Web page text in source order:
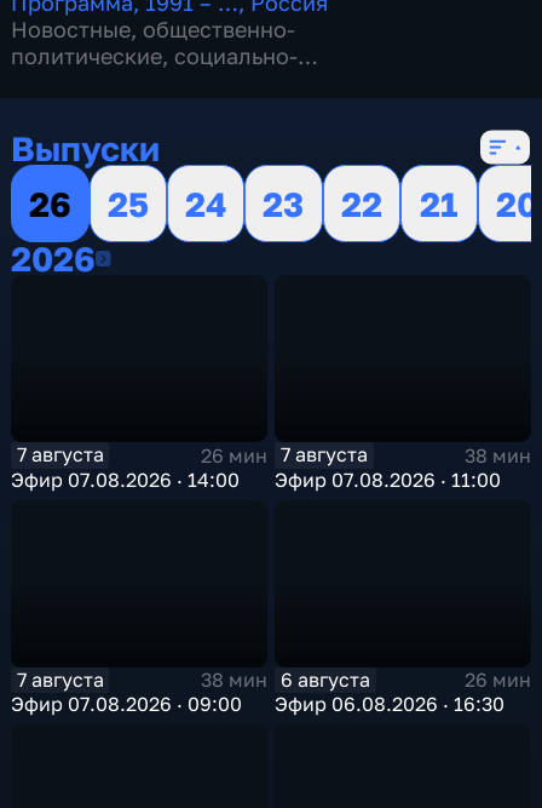
Новостные, общественно-
политические, социально-
Выпуски
26
25 24 23 22 21
20
20262026
7 августа
26 мин
Эфир 07.08.2026 · 14:00
7 августа
38 мин
Эфир 07.08.2026 · 11:00
7 августа
38 мин
Эфир 07.08.2026 · 09:00
6 августа
26 мин
Эфир 06.08.2026 · 16:30